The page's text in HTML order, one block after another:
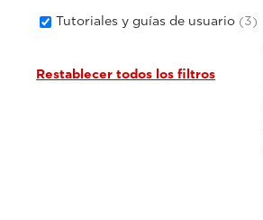
Tutoriales y guías de usuario (3)
Restablecer todos los filtros